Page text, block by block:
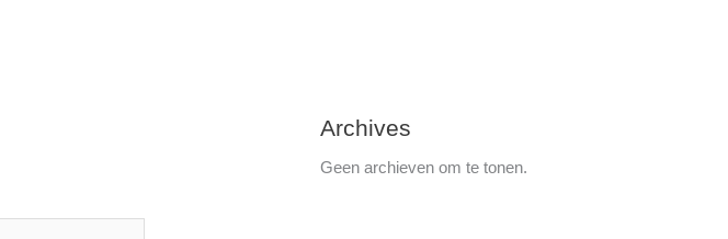
Archives
Geen archieven om te tonen.